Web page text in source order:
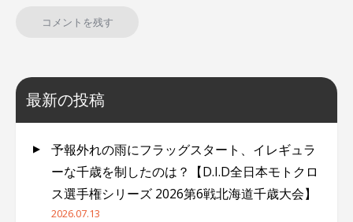
最新の投稿
予報外れの雨にフラッグスタート、イレギュラ
ーな千歳を制したのは？【D.I.D全日本モトクロ
ス選手権シリーズ 2026第6戦北海道千歳大会】
2026.07.13